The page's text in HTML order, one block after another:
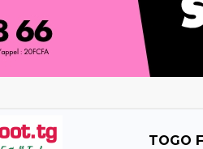
TOGO